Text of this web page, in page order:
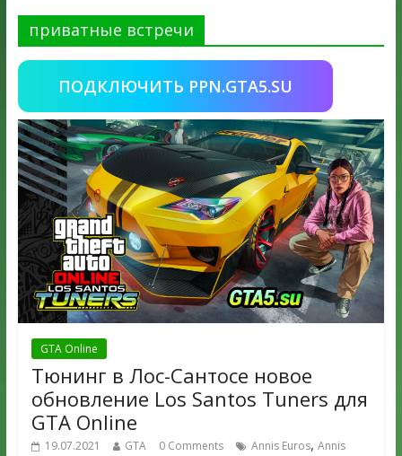
приватные встречи
ПОДКЛЮЧИТЬ PPN.GTA5.SU
GTA Online
Тюнинг в Лос-Сантосе новое
обновление Los Santos Tuners для
GTA Online
19.07.2021 GTA 0 Comments Annis Euros, Annis